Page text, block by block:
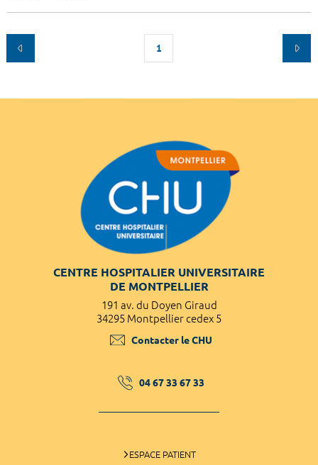
1
CENTRE HOSPITALIER UNIVERSITAIRE
DE MONTPELLIER
191 av. du Doyen Giraud
34295 Montpellier cedex 5
Contacter le CHU
04 67 33 67 33
ESPACE PATIENT